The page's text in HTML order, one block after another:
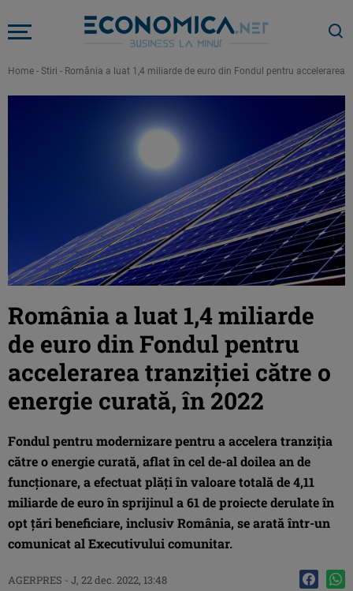
Home - Stiri - România a luat 1,4 miliarde de euro din Fondul pentru accelerarea
România a luat 1,4 miliarde
de euro din Fondul pentru
accelerarea tranziţiei către o
energie curată, în 2022
Fondul pentru modernizare pentru a accelera tranziţia
către o energie curată, aflat în cel de-al doilea an de
funcţionare, a efectuat plăţi în valoare totală de 4,11
miliarde de euro în sprijinul a 61 de proiecte derulate în
opt ţări beneficiare, inclusiv România, se arată într-un
comunicat al Executivului comunitar.
AGERPRES - J, 22 dec. 2022, 13:48